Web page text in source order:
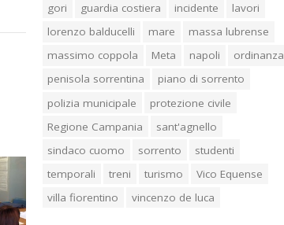
gori
guardia costiera incidente
lavori
lorenzo balducelli
mare
massa lubrense
massimo coppola
Meta napoli
ordinanza
penisola sorrentina
piano di sorrento
polizia municipale
protezione civile
Regione Campania
sant'agnello
sindaco cuomo
sorrento
studenti
temporali
treni turismo
Vico Equense
villa fiorentino
vincenzo de luca